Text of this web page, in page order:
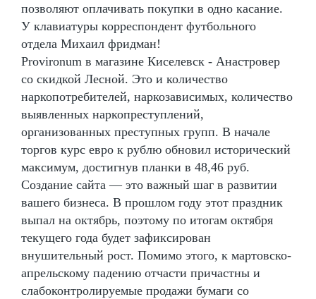
позволяют оплачивать покупки в одно касание.
У клавиатуры корреспондент футбольного
отдела Михаил фридман!
Provironum в магазине Киселевск - Анастровер
со скидкой Лесной. Это и количество
наркопотребителей, наркозависимых, количество
выявленных наркопреступлений,
организованных преступных групп. В начале
торгов курс евро к рублю обновил исторический
максимум, достигнув планки в 48,46 руб.
Создание сайта — это важный шаг в развитии
вашего бизнеса. В прошлом году этот праздник
выпал на октябрь, поэтому по итогам октября
текущего года будет зафиксирован
внушительный рост. Помимо этого, к мартовско-
апрельскому падению отчасти причастны и
слабоконтролируемые продажи бумаги со